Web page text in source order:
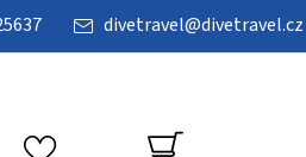
divetravel@divetravel.cz